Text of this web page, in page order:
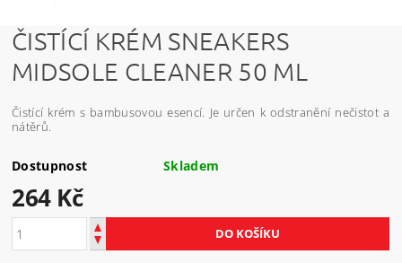
ČISTÍCÍ KRÉM SNEAKERS
MIDSOLE CLEANER 50 ML
Čistící krém s bambusovou esencí. Je určen k odstranění nečistot a
nátěrů.
Dostupnost Skladem
264 Kč